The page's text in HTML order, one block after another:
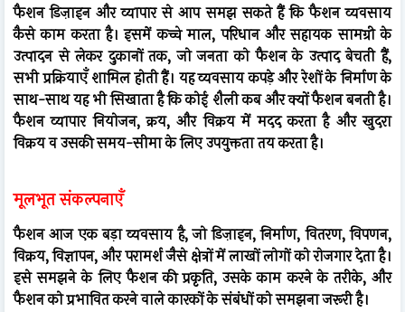
फैशन डिज़ाइन और व्यापार से आप समझ सकते हैं कि फैशन व्यवसाय
कैसे काम करता है। इसमें कच्चे माल, परिधान और सहायक सामग्री के
उत्पादन से लेकर दुकानों तक, जो जनता को फैशन के उत्पाद बेचती हैं,
सभी प्रक्रियाएँ शामिल होती हैं। यह व्यवसाय कपड़े और रेशों के निर्माण के
साथ-साथ यह भी सिखाता है कि कोई शैली कब और क्यों फैशन बनती है।
फैशन व्यापार नियोजन, क्रय, और विक्रय में मदद करता है और खुदरा
विक्रय व उसकी समय-सीमा के लिए उपयुक्तता तय करता है।
मूलभूत संकल्पनाएँ
फैशन आज एक बड़ा व्यवसाय है, जो डिज़ाइन, निर्माण, वितरण, विपणन,
विक्रय, विज्ञापन, और परामर्श जैसे क्षेत्रों में लाखों लोगों को रोजगार देता है।
इसे समझने के लिए फैशन की प्रकृति, उसके काम करने के तरीके, और
फैशन को प्रभावित करने वाले कारकों के संबंधों को समझना जरूरी है।